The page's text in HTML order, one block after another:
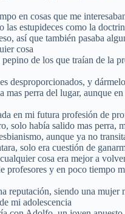
en cosas que me
las estupideces como la
así que también pasaba
cosa
de los que traían de la
desproporcionados, y
mas perra del lugar, aunque
en mi futura profesión de
solo había salido mas perra,
aunque ya no
solo era cuestión de
cosa era mejor a
profesores y en poco tiempo
reputación, siendo una mujer
mi adolescencia